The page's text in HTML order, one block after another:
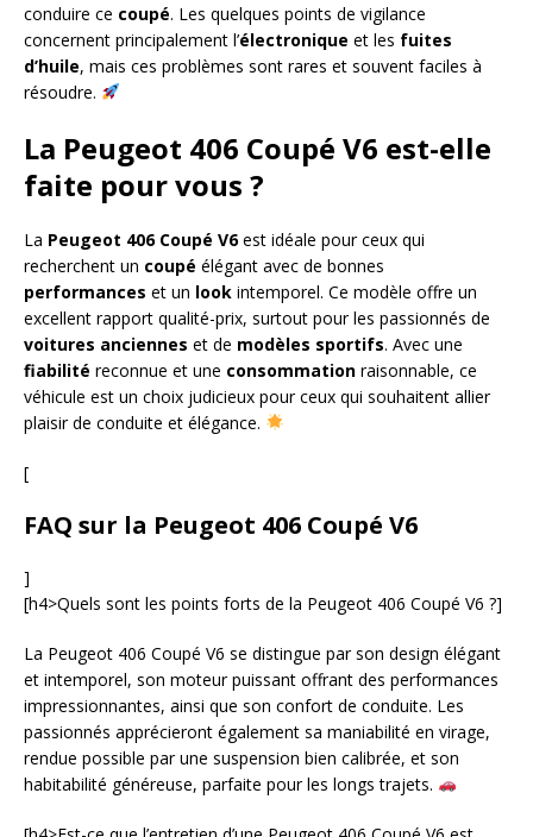
conduire ce coupé. Les quelques points de vigilance
concernent principalement l’électronique et les fuites
d’huile, mais ces problèmes sont rares et souvent faciles à
résoudre.
La Peugeot 406 Coupé V6 est-elle
faite pour vous ?
La Peugeot 406 Coupé V6est idéale pour ceux qui
recherchent un coupé élégant avec de bonnes
performances et un look intemporel. Ce modèle offre un
excellent rapport qualité-prix, surtout pour les passionnés de
voitures anciennes et de modèles sportifs. Avec une
fiabilité reconnue et une consommation raisonnable, ce
véhicule est un choix judicieux pour ceux qui souhaitent allier
plaisir de conduite et élégance.
[
FAQ sur la Peugeot 406 Coupé V6
]
[h4>Quels sont les points forts de la Peugeot 406 Coupé V6 ?]
La Peugeot 406 Coupé V6 se distingue par son design élégant
et intemporel, son moteur puissant offrant des performances
impressionnantes, ainsi que son confort de conduite. Les
passionnés apprécieront également sa maniabilité en virage,
rendue possible par une suspension bien calibrée, et son
habitabilité généreuse, parfaite pour les longs trajets.